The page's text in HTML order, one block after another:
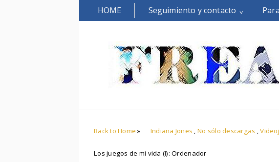
HOME Seguimiento y contacto
Back to Home » Indiana Jones ,No sólo descargas ,
Los juegos de mi vida (I): Ordenador